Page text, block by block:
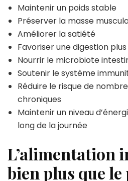
Maintenir un poids stable
Préserver la masse
Améliorer la satiété
Favoriser une digestion
Nourrir le microbiote
Soutenir le système
Réduire le risque de
chroniques
Maintenir un niveau
long de la journée
L’alimentation
bien plus que le